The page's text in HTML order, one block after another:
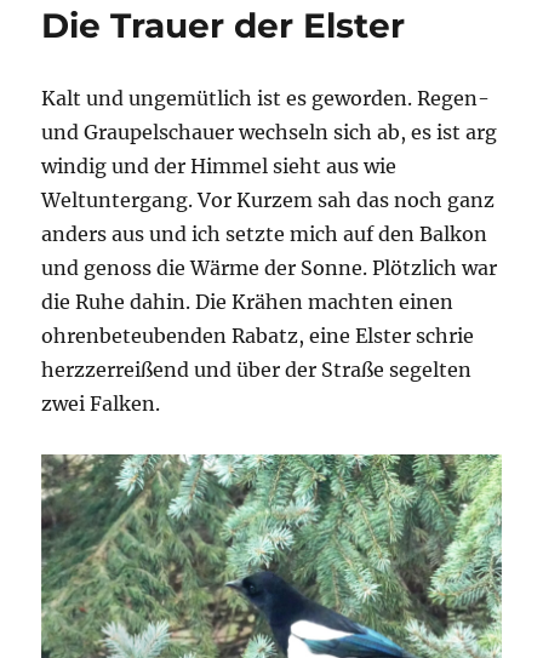
Die Trauer der Elster
Kalt und ungemütlich ist es geworden. Regen-
und Graupelschauer wechseln sich ab, es ist arg
windig und der Himmel sieht aus wie
Weltuntergang. Vor Kurzem sah das noch ganz
anders aus und ich setzte mich auf den Balkon
und genoss die Wärme der Sonne. Plötzlich war
die Ruhe dahin. Die Krähen machten einen
ohrenbeteubenden Rabatz, eine Elster schrie
herzzerreißend und über der Straße segelten
zwei Falken.